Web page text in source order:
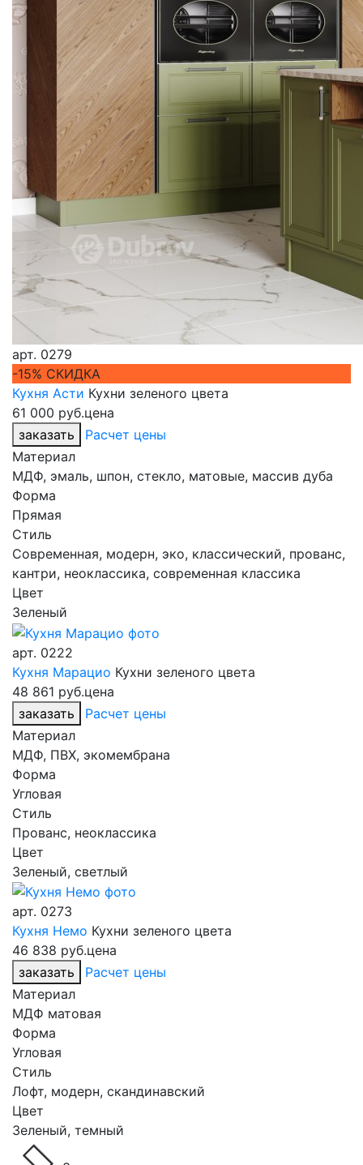
арт. 0279
-15% СКИДКА
Кухня Асти Кухни зеленого цвета
61 000 руб.цена
заказать
Расчет цены
Материал
МДФ, эмаль, шпон, стекло, матовые, массив дуба
Форма
Прямая
Стиль
Современная, модерн, эко, классический, прованс,
кантри, неоклассика, современная классика
Цвет
Зеленый
арт. 0222
Кухня Марацио Кухни зеленого цвета
48 861 руб.цена
заказать
Расчет цены
Материал
МДФ, ПВХ, экомембрана
Форма
Угловая
Стиль
Прованс, неоклассика
Цвет
Зеленый, светлый
арт. 0273
Кухня Немо Кухни зеленого цвета
46 838 руб.цена
заказать
Расчет цены
Материал
МДФ матовая
Форма
Угловая
Стиль
Лофт, модерн, скандинавский
Цвет
Зеленый, темный